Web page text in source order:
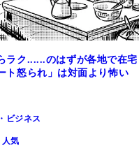
ラク......のはずが各地で在宅
ト怒られ」は対面より怖い
ビジネス
人気